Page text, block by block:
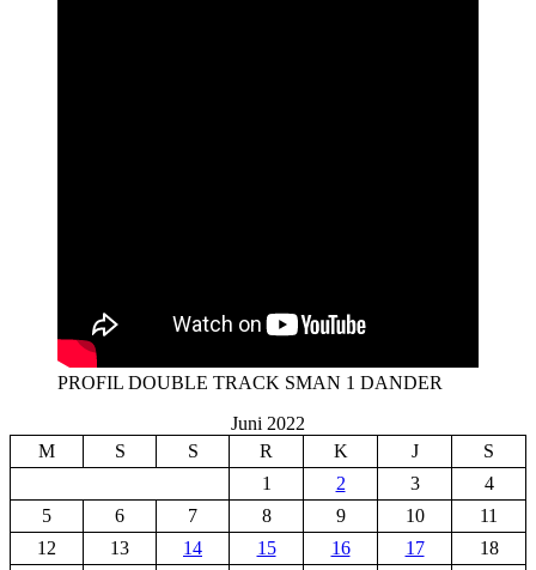
PROFIL DOUBLE TRACK SMAN 1 DANDER
Juni 2022
M
S S R K J
S
1
2 3
4
5
6 7 8 9 10
11
12
13 14 15 16 17
18